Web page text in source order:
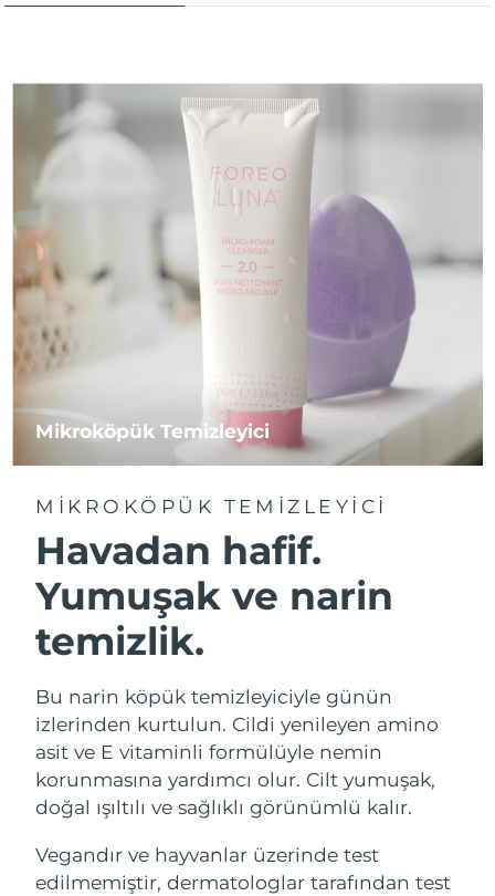
Mikroköpük Temizleyici
MIKROKÖPÜK TEMIZLEYICI
Havadan hafif.
Yumuşak ve narin
temizlik.
Bu narin köpük temizleyiciyle günün
izlerinden kurtulun. Cildi yenileyen amino
asit ve E vitaminli formülüyle nemin
korunmasına yardımcı olur. Cilt yumuşak,
doğal ışıltılı ve sağlıklı görünümlü kalır.
Vegandır ve hayvanlar üzerinde test
edilmemiştir, dermatologlar tarafından test